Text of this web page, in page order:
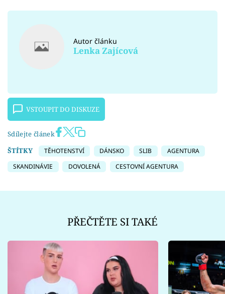
Autor článku
Lenka Zajícová
VSTOUPIT DO DISKUZE
Sdílejte článek
ŠTÍTKY
TĚHOTENSTVÍ DÁNSKO SLIB
AGENTURA
SKANDINÁVIE
DOVOLENÁ CESTOVNÍ AGENTURA
PŘEČTĚTE SI TAKÉ